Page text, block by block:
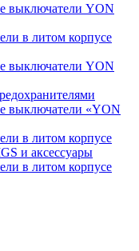
выключатели YON
в литом корпусе
выключатели YON
выключатели «YON
в литом корпусе
и аксессуары
в литом корпусе